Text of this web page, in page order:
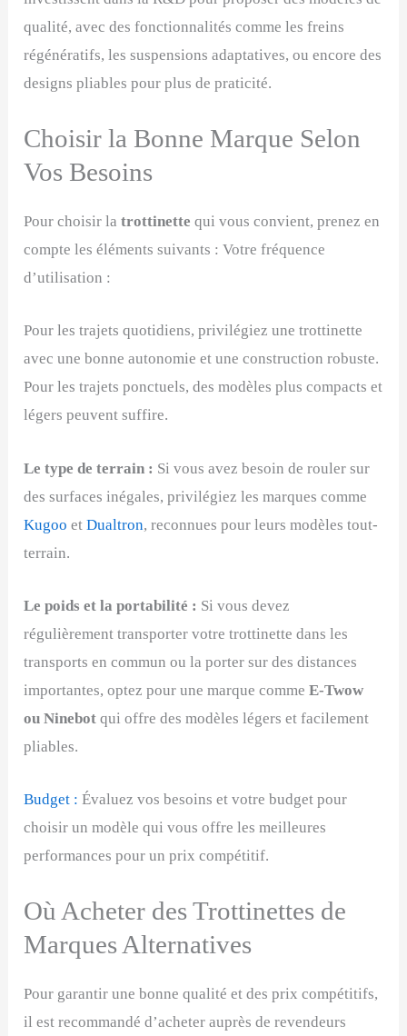
qualité, avec des fonctionnalités comme les freins
régénératifs, les suspensions adaptatives, ou encore des
designs pliables pour plus de praticité.
Choisir la Bonne Marque Selon
Vos Besoins
Pour choisir latrottinettequi vous convient, prenez en
compte les éléments suivants : Votre fréquence
d’utilisation :
Pour les trajets quotidiens, privilégiez une trottinette
avec une bonne autonomie et une construction robuste.
Pour les trajets ponctuels, des modèles plus compacts et
légers peuvent suffire.
Le type de terrain : Si vous avez besoin de rouler sur
des surfaces inégales, privilégiez les marques comme
KugooetDualtron, reconnues pour leurs modèles tout-
terrain.
Le poids et la portabilité : Si vous devez
régulièrement transporter votre trottinette dans les
transports en commun ou la porter sur des distances
importantes, optez pour une marque commeE-Twow
ou Ninebot qui offre des modèles légers et facilement
pliables.
Budget : Évaluez vos besoins et votre budget pour
choisir un modèle qui vous offre les meilleures
performances pour un prix compétitif.
Où Acheter des Trottinettes de
Marques Alternatives
Pour garantir une bonne qualité et des prix compétitifs,
il est recommandé d’acheter auprès de revendeurs